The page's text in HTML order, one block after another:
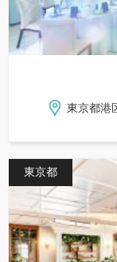
東京都港
東京都